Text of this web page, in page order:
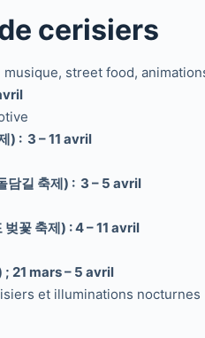
cerisiers
street food,
) : 3 – 11 avril
길 축제) : 3 – 5 avril
꽃 축제) : 4 – 11 avril
21 mars – 5 avril
et illuminations nocturnes